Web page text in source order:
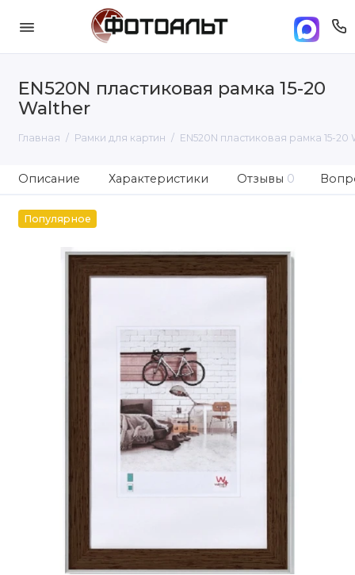
EN520N пластиковая рамка 15-20
Walther
Главная Рамки для картин EN520N пластиковая рамка 15-20
Описание Характеристики Отзывы 0
Популярное